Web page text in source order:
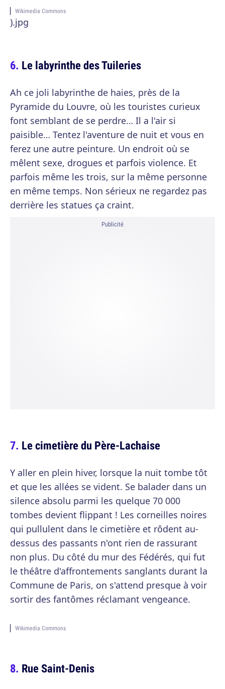
Wikimedia Commons
).jpg
Le labyrinthe des Tuileries
Ah ce joli labyrinthe de haies, près de la
Pyramide du Louvre, où les touristes curieux
font semblant de se perdre… Il a l'air si
paisible… Tentez l'aventure de nuit et vous en
ferez une autre peinture. Un endroit où se
mêlent sexe, drogues et parfois violence. Et
parfois même les trois, sur la même personne
en même temps. Non sérieux ne regardez pas
derrière les statues ça craint.
Publicité
Le cimetière du Père-Lachaise
Y aller en plein hiver, lorsque la nuit tombe tôt
et que les allées se vident. Se balader dans un
silence absolu parmi les quelque 70 000
tombes devient flippant ! Les corneilles noires
qui pullulent dans le cimetière et rôdent au-
dessus des passants n'ont rien de rassurant
non plus. Du côté du mur des Fédérés, qui fut
le théâtre d'affrontements sanglants durant la
Commune de Paris, on s'attend presque à voir
sortir des fantômes réclamant vengeance.
Wikimedia Commons
Rue Saint-Denis